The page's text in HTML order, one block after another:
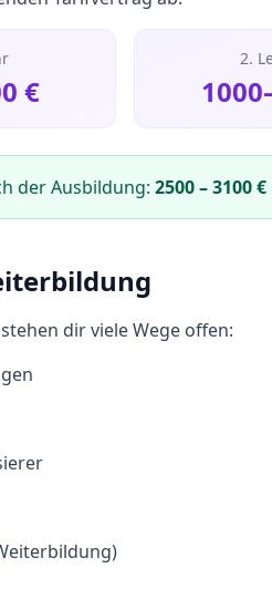
€
2.
1000
der Ausbildung: 2500–3100
dir viele Wege offen: